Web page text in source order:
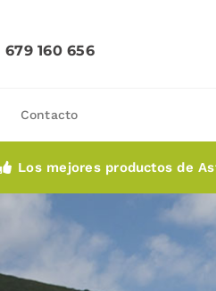
679 160 656
Contacto
Los mejores productos de